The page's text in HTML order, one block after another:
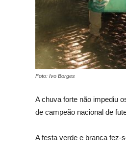
Foto: Ivo Borges
A chuva forte não impediu
de campeão nacional de
A festa verde e branca fez-